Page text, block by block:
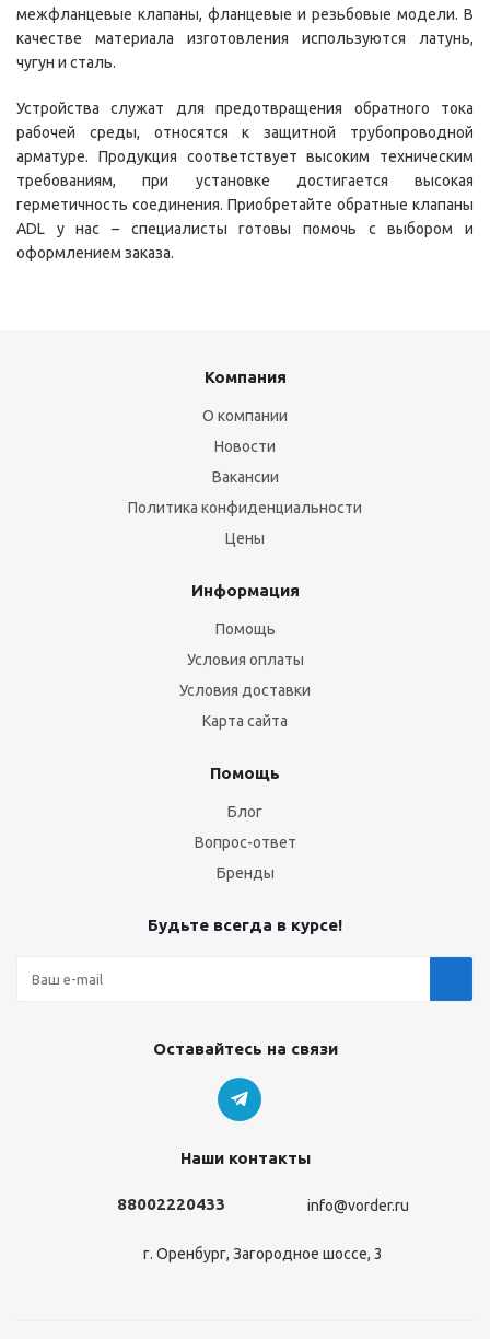
межфланцевые клапаны, фланцевые и резьбовые модели. В
качестве материала изготовления используются латунь,
чугун и сталь.
Устройства служат для предотвращения обратного тока
рабочей среды, относятся к защитной трубопроводной
арматуре. Продукция соответствует высоким техническим
требованиям, при установке достигается высокая
герметичность соединения. Приобретайте обратные клапаны
ADL у нас – специалисты готовы помочь с выбором и
оформлением заказа.
Компания
О компании
Новости
Вакансии
Политика конфиденциальности
Цены
Информация
Помощь
Условия оплаты
Условия доставки
Карта сайта
Помощь
Блог
Вопрос-ответ
Бренды
Будьте всегда в курсе!
Оставайтесь на связи
Наши контакты
88002220433 info@vorder.ru
г. Оренбург, Загородное шоссе, 3